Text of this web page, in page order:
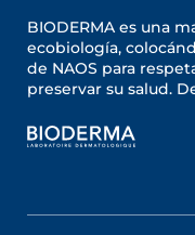
BIODERMA es una
ecobiología,
de NAOS para
preservar su salud.